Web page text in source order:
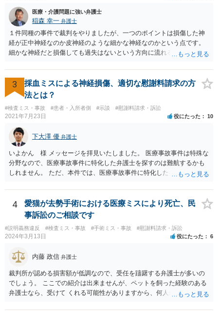
医療・介護問題に強い弁護士
稲森 幸一 弁護士
１件同種の事件で裁判をやりましたが、一つのポイントは損傷した神
経が正中神経なのか皮神経のような細かな神経なのかという点です。
細かな神経だと損傷しても過失はないという方向に流れる可能性があ
過失が認められる可能性がありますので弁護士費用を支払う価値はあ
るかと思います。 頑張ってください。
3
採血ミスによる神経損傷、適切な慰謝料請求の方
法とは？
#検査ミス・事故 #患者・入所者側 #示談 #慰謝料請求・訴訟
2021年7月23日 役にたった 10
下大澤 優 弁護士
いよかん 様 メッセージを拝見いたしました。 医療事故事件は特殊な
分野なので、医療事故事件に特化した弁護士を探すのは難航するかも
しれません。 ただ、本件では、医療事故事件に特化した弁護士でなく
の過失（医療ミス）の立証なのですが、本件では過失自体には争いが
ないため、損害額の立証が主なポイントになります。 損害額に立証に
関しては、交通事故事件と同様の発想で考えればよいので、対応でき
る弁護士は多いと思います。 今後の交渉については、ご自身で対応さ
れることも可能ではありますが、相手方保険会社は容易に増額に応じ
ない（多少の増額はあり得るとしても、裁判基準での和解は難しい）
と思われます。 弁護士が介入することにより提示額が大きく変わるこ
とは多々あるため、可能であれば弁護士に依頼した上での交渉をお勧
めしたいところです。
4
愛猫が去勢手術における医療ミスにより死亡、民
事訴訟のご相談です
#説明義務違反 #検査ミス・事故 #手術ミス・事故 #慰謝料請求・訴訟
2024年3月13日 役にたった 6
内藤 政信 弁護士
裁判所が認める損害額が低調なので、受任を躊躇する弁護士が多いの
でしょう。 ここでの紹介は出来ませんが、ペットを飼った経験のある
弁護士なら、受けて くれる可能性がありますから、何人か問い合わせ